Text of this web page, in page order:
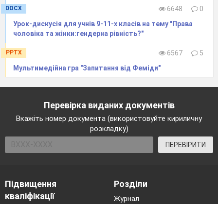
пам’ятай про свої права та виконуй обов’язки,
будь чесним, чуйним, людяним, добрим, не
бийся, спробуй переконати, допомагай друзям,
діліться іграшками, добре навчайся,виконуй
правила для учнів школи, не кричи, вислухай
DOCX 6648
0
Урок-дискусія для учнів 9-11-х класів на тему "Права
чоловіка та жінки:гендерна рівність?"
PPTX 6567
5
Мультимедійна гра "Запитання від Феміди"
Перевірка виданих документів
Вкажіть номер документа (використовуйте кириличну
розкладку)
ПЕРЕВІРИТИ
Підвищення
кваліфікації
Розділи
Журнал